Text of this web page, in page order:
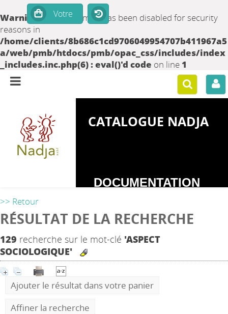
Warning: set_time_limit() has been disabled for security
reasons in
/home/clients/8b686c1cd9706049954707b411967a5
a/web/pmb/htdocs/pmb/opac_css/includes/index
_includes.inc.php(6) : eval()'d code on line 1
CATALOGUE NADJA
DOCUMENTATION
DEPENDANCES
>> Retour
RÉSULTAT DE LA RECHERCHE
129 recherche sur le mot-clé 'ASPECT
SOCIOLOGIQUE'
Ajouter le résultat dans votre panier
Affiner la recherche